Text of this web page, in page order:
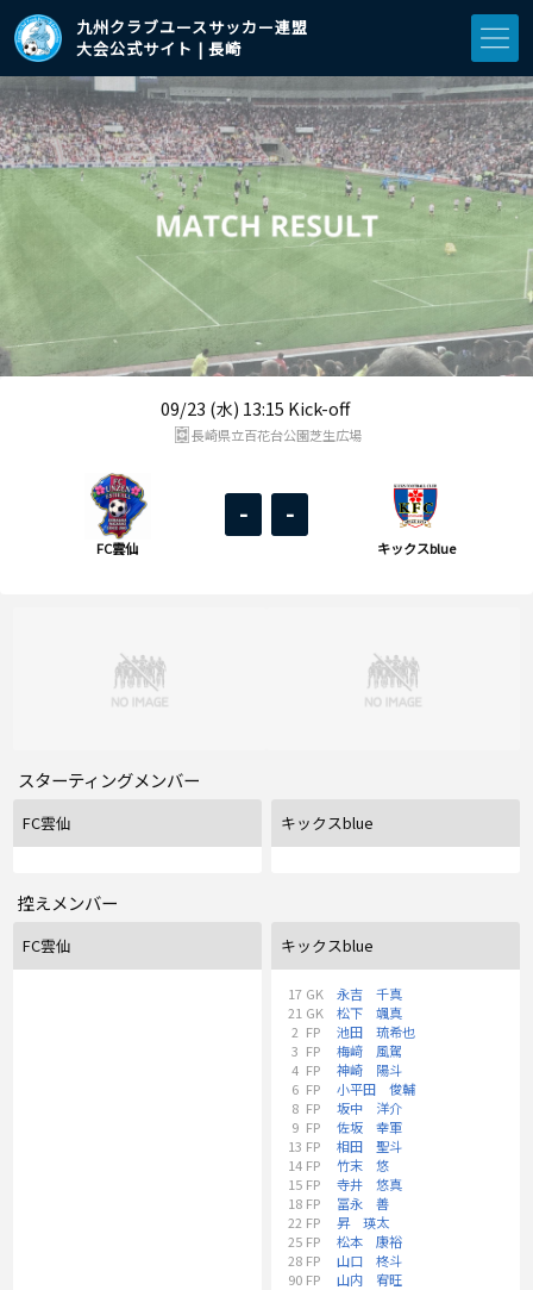
九州クラブユースサッカー連盟
大会公式サイト | 長崎
09/23 (水) 13:15 Kick-off
FC雲仙
- -
キックスblue
長崎県立百花台公園芝生広場
スターティングメンバー
FC雲仙 キックスblue
控えメンバー
FC雲仙 キックスblue
17 GK
永吉 千真
21 GK
松下 颯真
2 FP
池田 琉希也
3 FP
梅﨑 風駕
4 FP
神崎 陽斗
6 FP
小平田 俊輔
8 FP
坂中 洋介
9 FP
佐坂 幸軍
13 FP
相田 聖斗
14 FP
竹末 悠
15 FP
寺井 悠真
18 FP
冨永 善
22 FP
昇 瑛太
25 FP
松本 康裕
28 FP
山口 柊斗
90 FP 山内 宥旺